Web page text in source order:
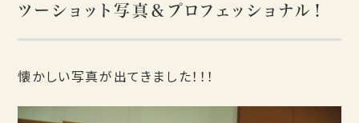
ツーショット写真＆プロフェッショナル！
懐かしい写真が出てきました！！！